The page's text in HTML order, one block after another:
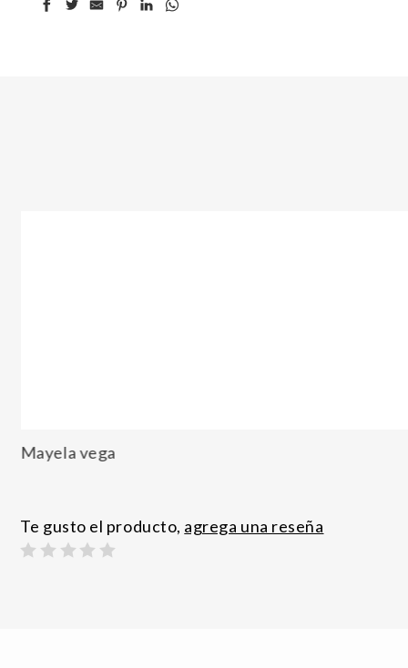
Mayela vega
Te gusto el producto, agrega una reseña